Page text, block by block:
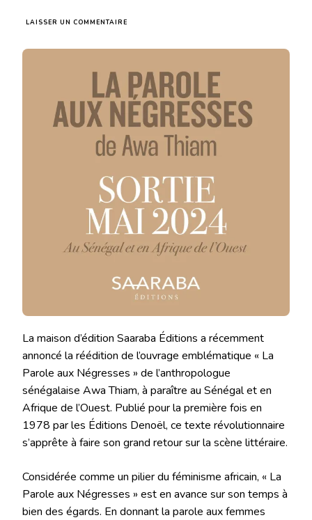
LAISSER UN COMMENTAIRE
PAROLE
AUX
NÉGRESSES »
UN
DE
GÉANT
LE
FÉMINISME
AFRICAIN
La maison d’édition Saaraba Éditions a récemment
annoncé la réédition de l’ouvrage emblématique « La
Parole aux Négresses » de l’anthropologue
sénégalaise Awa Thiam, à paraître au Sénégal et en
Afrique de l’Ouest. Publié pour la première fois en
1978 par les Éditions Denoël, ce texte révolutionnaire
s’apprête à faire son grand retour sur la scène littéraire.
Considérée comme un pilier du féminisme africain, « La
Parole aux Négresses » est en avance sur son temps à
bien des égards. En donnant la parole aux femmes